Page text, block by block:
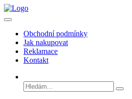
Obchodní podmínky
Jak nakupovat
Reklamace
Kontakt